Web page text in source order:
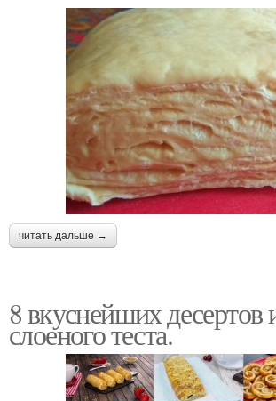
читать дальше →
8 вкуснейших десертов
слоеного теста.